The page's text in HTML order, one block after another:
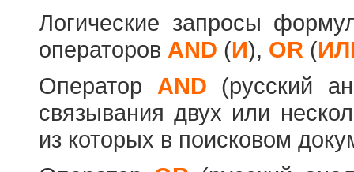
Логические запросы
операторов AND (И), OR (
Оператор AND (русский
связывания двух или
из которых в поисковом